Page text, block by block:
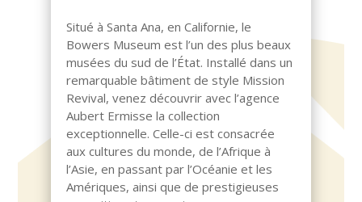
Situé à Santa Ana, en Californie, le
Bowers Museum est l’un des plus beaux
musées du sud de l’État. Installé dans un
remarquable bâtiment de style Mission
Revival, venez découvrir avec l’agence
Aubert Ermisse la collection
exceptionnelle. Celle-ci est consacrée
aux cultures du monde, de l’Afrique à
l’Asie, en passant par l’Océanie et les
Amériques, ainsi que de prestigieuses